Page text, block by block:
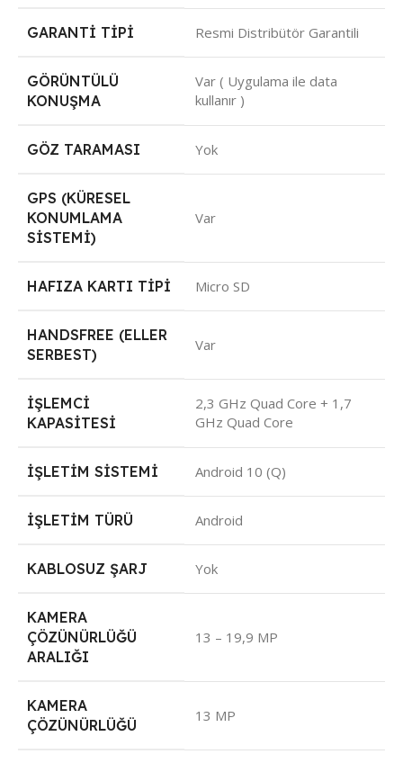
GARANTI TIPI Resmi Distribütör Garantili
GÖRÜNTÜLÜ
KONUŞMA
Var ( Uygulama ile data
kullanır )
GÖZ TARAMASI Yok
GPS (KÜRESEL
KONUMLAMA
SISTEMI)
Var
HAFIZA KARTI TIPI Micro SD
HANDSFREE (ELLER
SERBEST)
Var
İŞLEMCI
KAPASITESI
2,3 GHz Quad Core + 1,7
GHz Quad Core
İŞLETIM SISTEMI Android 10 (Q)
İŞLETIM TÜRÜ Android
KABLOSUZ ŞARJ Yok
KAMERA
ÇÖZÜNÜRLÜĞÜ
ARALIĞI
13 – 19,9 MP
KAMERA
ÇÖZÜNÜRLÜĞÜ
13 MP